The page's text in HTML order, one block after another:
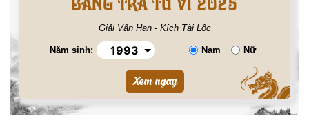
Giải Vận Hạn - Kích Tài Lộc
Năm sinh: Nam Nữ